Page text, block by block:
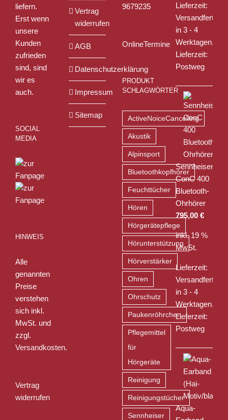
liefern.
Erst wenn
unsere
Kunden
zufrieden
sind, sind
wir es
auch.
SOCIAL
MEDIA
HINWEIS
Alle
genannten
Preise
verstehen
sich inkl.
MwSt. und
zzgl.
Versandkosten.
Vertrag
widerrufen
Vertrag
widerrufen
AGB
Datenschutzerklärung
Impressum
Sitemap
9679235
OnlineTermine
PRODUKT
SCHLAGWÖRTER
ActiveNoiceCancelling
Akustik
Alpinsport
Bluetoothkopfhörer
Feuchttücher
Hören
Hörgerätepflege
Hörunterstützung
Hörverstärker
Ohren
Ohrschutz
Paukenröhrchen
Pflegemittel
für
Hörgeräte
Reinigung
Reinigungstücher
Sennheiser
Lieferzeit:
Versandfertig
in 3 - 4
Werktagen,
Lieferzeit:
Postweg
Sennheiser
ConC 400
Bluetooth-
Ohrhörer
795,00 €
inkl. 19 %
MwSt.
Lieferzeit:
Versandfertig
in 3 - 4
Werktagen,
Lieferzeit:
Postweg
Aqua-